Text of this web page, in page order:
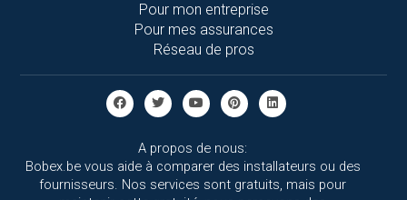
Pour mon entreprise
Pour mes assurances
Réseau de pros
A propos de nous:
Bobex.be vous aide à comparer des installateurs ou des
fournisseurs. Nos services sont gratuits, mais pour